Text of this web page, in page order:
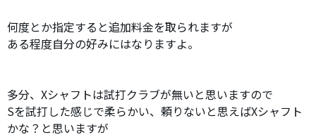
何度とか指定すると追加料金を取られますが
ある程度自分の好みにはなりますよ。
多分、Xシャフトは試打クラブが無いと思いますので
Sを試打した感じで柔らかい、頼りないと思えばXシャフト
かな？と思いますが